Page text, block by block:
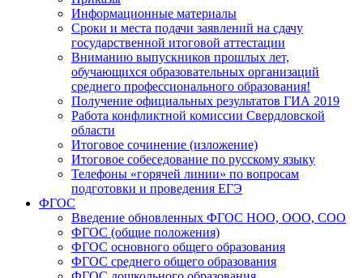
Информационные материалы
Сроки и места подачи заявлений на сдачу
государственной итоговой аттестации
Вниманию выпускников прошлых лет,
обучающихся образовательных организаций
среднего профессионального образования!
Получение официальных результатов ГИА 2019
Работа конфликтной комиссии Свердловской
области
Итоговое сочинение (изложение)
Итоговое собеседование по русскому языку
Телефоны «горячей линии» по вопросам
подготовки и проведения ЕГЭ
ФГОС
Введение обновленных ФГОС НОО, ООО, СОО
ФГОС (общие положения)
ФГОС основного общего образования
ФГОС среднего общего образования